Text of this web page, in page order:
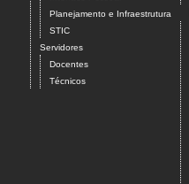
Planejamento e Infraestrutura
STIC
Servidores
Docentes
Técnicos